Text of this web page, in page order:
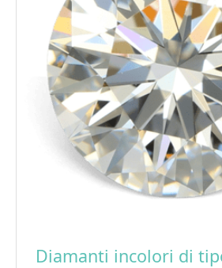
Diamanti incolori di